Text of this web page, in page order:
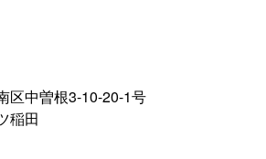
区中曽根3-10-20-1号
稲田